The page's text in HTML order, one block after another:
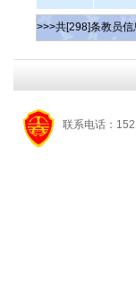
>>>共[298]条教员
联系电话：